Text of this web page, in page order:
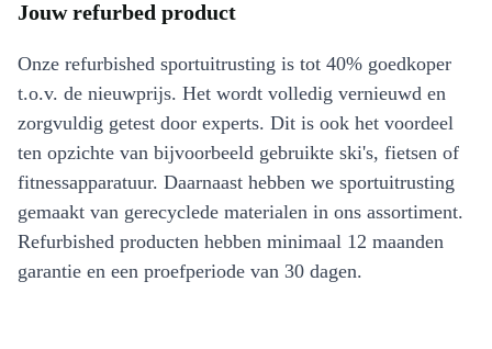
Jouw refurbed product
Onze refurbished sportuitrusting is tot 40% goedkoper
t.o.v. de nieuwprijs. Het wordt volledig vernieuwd en
zorgvuldig getest door experts. Dit is ook het voordeel
ten opzichte van bijvoorbeeld gebruikte ski's, fietsen of
fitnessapparatuur. Daarnaast hebben we sportuitrusting
gemaakt van gerecyclede materialen in ons assortiment.
Refurbished producten hebben minimaal 12 maanden
garantie en een proefperiode van 30 dagen.